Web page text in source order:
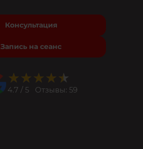
Консультация
Запись на сеанс
★★★★★
★★★★★
4.7 / 5 Отзывы: 59